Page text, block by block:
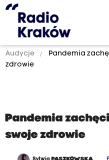
Audycje
Pandemia
zdrowie
Pandemia
swoje zdrowie